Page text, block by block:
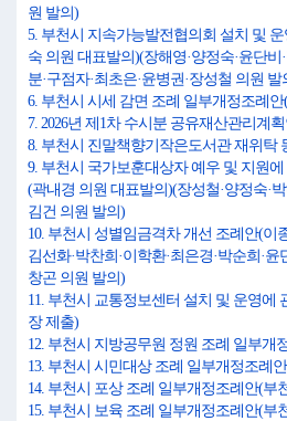
원 발의)
5. 부천시 지속가능발전협의회 설치 및
숙 의원 대표발의)(장해영·양정숙·윤단비
분·구점자·최초은·윤병권·장성철 의원 발
6. 부천시 시세 감면 조례 일부개정조례
7. 2026년 제1차 수시분 공유재산관리계
8. 부천시 진말책향기작은도서관 재위탁
9. 부천시 국가보훈대상자 예우 및 지원
(곽내경 의원 대표발의)(장성철·양정숙·
김건 의원 발의)
10. 부천시 성별임금격차 개선 조례안(이
김선화·박찬희·이학환·최은경·박순희·윤
창곤 의원 발의)
11. 부천시 교통정보센터 설치 및 운영에
장 제출)
12. 부천시 지방공무원 정원 조례 일부개
13. 부천시 시민대상 조례 일부개정조례
14. 부천시 포상 조례 일부개정조례안(부
15. 부천시 보육 조례 일부개정조례안(부